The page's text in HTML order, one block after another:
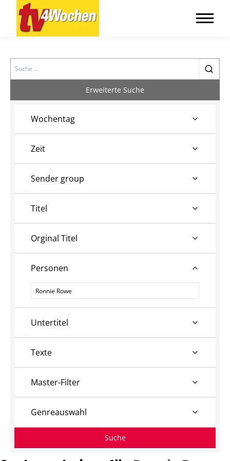
Search
Erweiterte Suche
Wochentag
Zeit
Sender group
Titel
Orginal Titel
Personen
Personen
Untertitel
Texte
Master-Filter
Genreauswahl
Suche